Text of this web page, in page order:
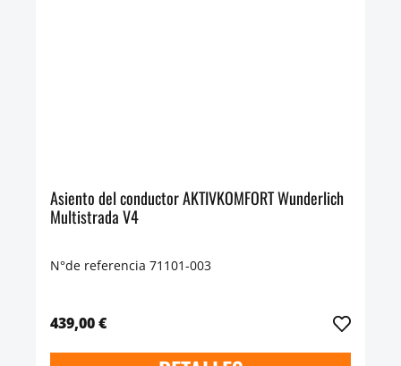
Asiento del conductor AKTIVKOMFORT Wunderlich
Multistrada V4
N°de referencia 71101-003
439,00 €